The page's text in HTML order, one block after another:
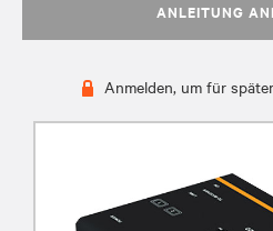
ANLEITUNG
Anmelden, um für